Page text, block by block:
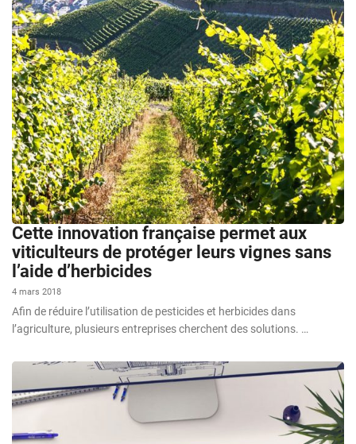
Cette innovation française permet aux
viticulteurs de protéger leurs vignes sans
l’aide d’herbicides
4 mars 2018
Afin de réduire l’utilisation de pesticides et herbicides dans
l’agriculture, plusieurs entreprises cherchent des solutions. …